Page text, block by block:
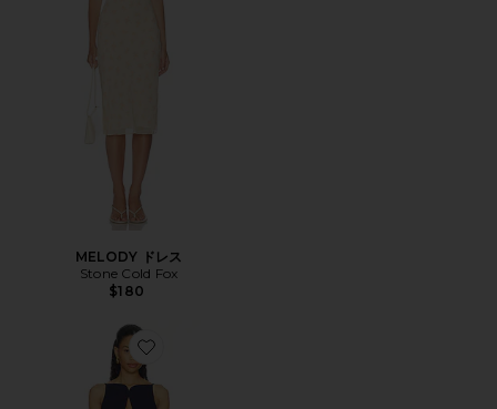
MELODY ドレス
Stone Cold Fox
$180
Favorite BREE ドレス